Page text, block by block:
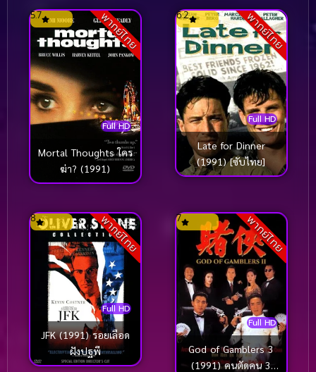
พากย์ไทย
Full HD
5.7
Mortal Thoughts ใคร
ฆ่า? (1991)
พากย์ไทย
Full HD
6.2
Late for Dinner
(1991) [ซับไทย]
พากย์ไทย
Full HD
8
JFK (1991) รอยเลือด
ฝังปฐพี
พากย์ไทย
Full HD
7
God of Gamblers 3
(1991) คนตัดคน 3